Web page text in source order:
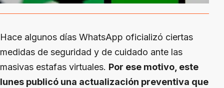
Hace algunos días WhatsApp oficializó ciertas
medidas de seguridad y de cuidado ante las
masivas estafas virtuales. Por ese motivo, este
lunes publicó una actualización preventiva que